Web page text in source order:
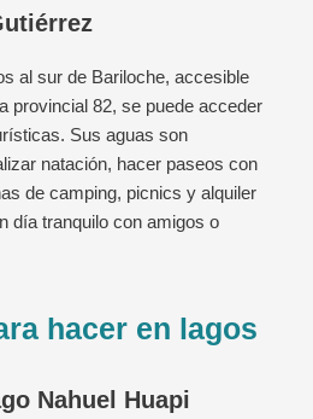
al sur de Bariloche, accesible
provincial 82, se puede acceder
Sus aguas son
natación, hacer paseos con
de camping, picnics y alquiler
día tranquilo con amigos o
hacer en lagos
Nahuel Huapi